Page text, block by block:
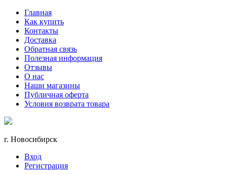
Главная
Как купить
Контакты
Доставка
Обратная связь
Полезная информация
Отзывы
О нас
Наши магазины
Публичная оферта
Условия возврата товара
г. Новосибирск
Вход
Регистрация